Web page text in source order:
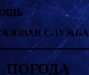
СЛУЖБА
ПОГОДА